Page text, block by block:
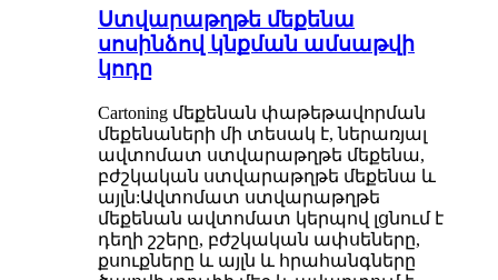
Ստվարաթղթե մեքենա
սոսինձով կնքման ամսաթվի
կոդը
Cartoning մեքենան փաթեթավորման
մեքենաների մի տեսակ է, ներառյալ
ավտոմատ ստվարաթղթե մեքենա,
բժշկական ստվարաթղթե մեքենա և
այլն:Ավտոմատ ստվարաթղթե
մեքենան ավտոմատ կերպով լցնում է
դեղի շշերը, բժշկական ափսեները,
քսուքները և այլն և հրահանգները